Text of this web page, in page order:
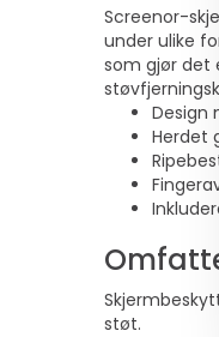
Screenor-
under ulike
som gjør det
Design
Herdet
støt.